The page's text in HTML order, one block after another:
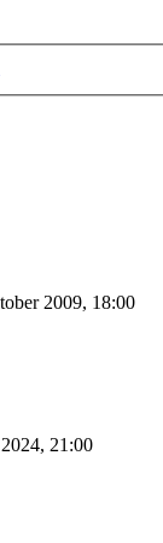
2009, 18:00
21:00